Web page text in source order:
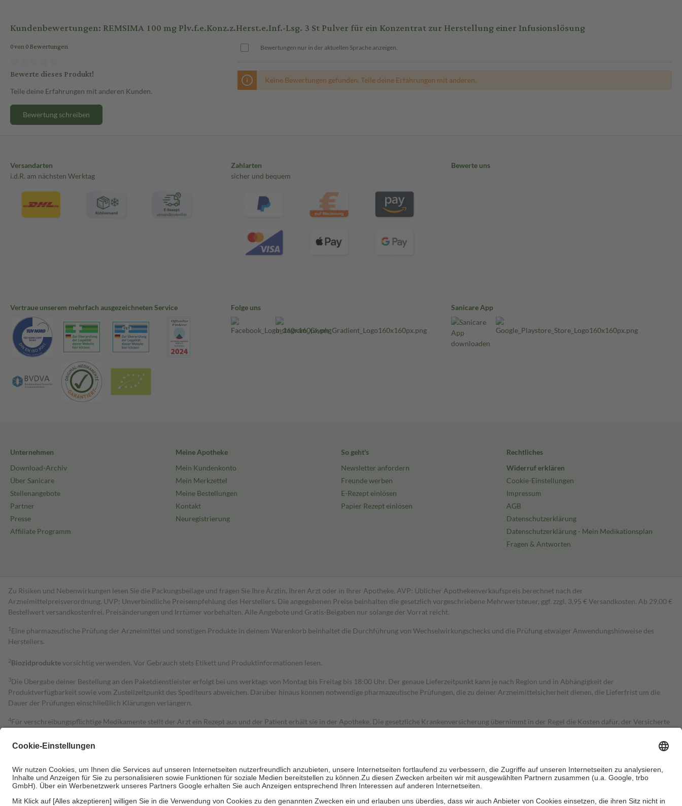
Kundenbewertungen: REMSIMA 100 mg Plv.f.e.Konz.z.Herst.e.Inf.-Lsg. 3 St Pulver für ein Konzentrat zur Herstellung einer Infusionslösung
0 von 0 Bewertungen
Bewerte dieses Produkt!
Teile deine Erfahrungen mit anderen Kunden.
Bewertung schreiben
Bewertungen nur in der aktuellen Sprache anzeigen.
Keine Bewertungen gefunden. Teile deine Erfahrungen mit anderen.
Versandarten
i.d.R. am nächsten Werktag
Zahlarten
sicher und bequem
Bewerte uns
Vertraue unserem mehrfach ausgezeichneten Service Folge uns Sanicare App
Unternehmen
Download-Archiv
Über Sanicare
Stellenangebote
Partner
Presse
Affiliate Programm
Meine Apotheke
Mein Kundenkonto
Mein Merkzettel
Meine Bestellungen
Kontakt
Neuregistrierung
So geht's
Newsletter anfordern
Freunde werben
E-Rezept einlösen
Papier Rezept einlösen
Rechtliches
Widerruf erklären
Cookie-Einstellungen
Impressum
AGB
Datenschutzerklärung
Datenschutzerklärung - Mein Medikationsplan
Fragen & Antworten
Zu Risiken und Nebenwirkungen lesen Sie die Packungsbeilage und fragen Sie Ihre Ärztin, Ihren Arzt oder in Ihrer Apotheke. AVP: Üblicher Apothekenverkaufspreis berechnet nach der
Arzneimittelpreisverordnung. UVP: Unverbindliche Preisempfehlung des Herstellers. Die angegebenen Preise beinhalten die gesetzlich vorgeschriebene Mehrwertsteuer, ggf. zzgl. 3,95 € Versandkosten. Ab 29,00 €
Bestell­wert versand­kosten­frei. Preisänderungen und Irrtümer vorbehalten. Alle Angebote und Gratis-Beigaben nur solange der Vorrat reicht.
1 Eine pharmazeutische Prüfung der Arzneimittel und sonstigen Produkte in deinem Warenkorb beinhaltet die Durchführung von Wechselwirkungschecks und die Prüfung etwaiger Anwendungshinweise des
Herstellers.
2Biozidproduktevorsichtig verwenden. Vor Gebrauch stets Etikett und Produktinformationen lesen.
3Die Übergabe deiner Bestellung an den Paketdienstleister erfolgt bei uns werktags von Montag bis Freitag bis 18:00 Uhr. Der genaue Lieferzeitpunkt kann je nach Region und in Abhängigkeit der
Produktverfügbarkeit sowie vom Zustellzeitpunkt des Spediteurs abweichen. Darüber hinaus können notwendige pharmazeutische Prüfungen, die zu deiner Arzneimittelsicherheit dienen, die Lieferfrist um die
Dauer der Prüfungen einschließlich Klärungen verlängern.
4Für verschreibungspflichtige Medikamente stellt der Arzt ein Rezept aus und der Patient erhält sie in der Apotheke. Die gesetzliche Krankenversicherung übernimmt in der Regel die Kosten dafür, der Versicherte
Grundsätzlich leisten Mitglieder Zuzahlungen in Höhe von zehn Prozent des Abgabepreises,
Es sind jedoch nie mehr als die tatsächlichen Kosten der Leistung
Bei Heilmitteln und häuslicher Krankenpflege beträgt die Zuzahlung zehn Prozent der Kosten sowie zehn Euro je Verordnung.
Um das Engagement der Versicherten für ihre eigene Gesundheit zu stärken und die besondere Stellung der Familie zu unterstützen, fallenkeine Zuzahlungen